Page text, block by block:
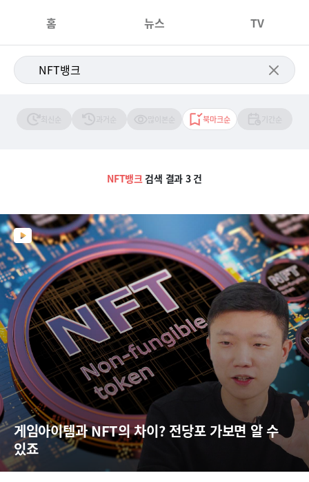
홈 뉴스 TV
북마크순
NFT뱅크검색 결과 3 건
게임아이템과 NFT의 차이? 전당포 가보면 알 수
있죠